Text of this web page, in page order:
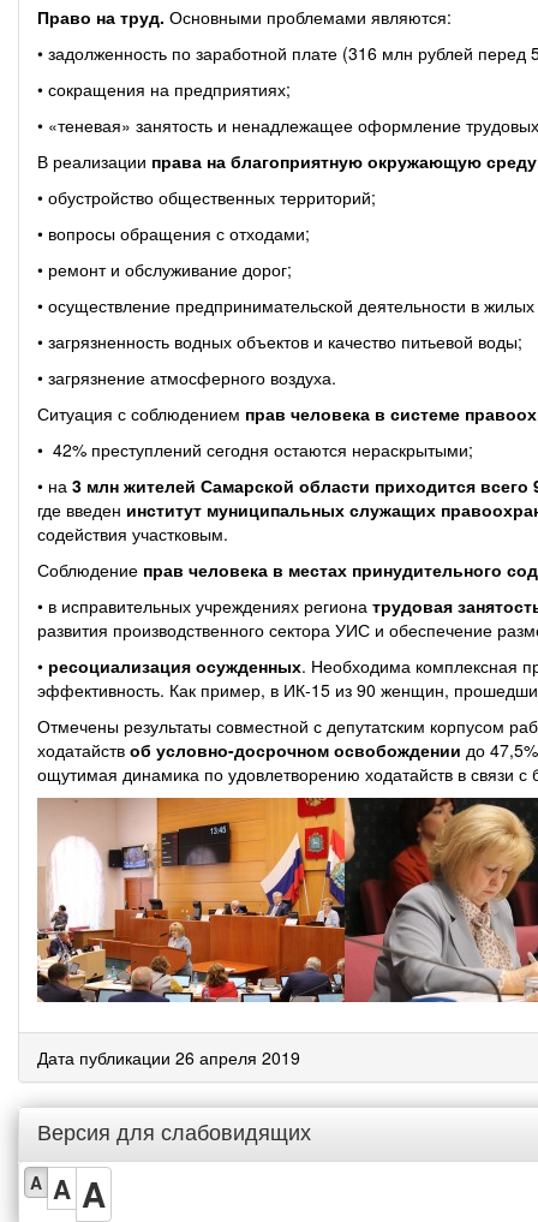
Право на труд. Основными проблемами являются:
• задолженность по заработной плате (316 млн рублей перед
• сокращения на предприятиях;
• «теневая» занятость и ненадлежащее оформление
В реализации права на благоприятную окружающую среду
• обустройство общественных территорий;
• вопросы обращения с отходами;
• ремонт и обслуживание дорог;
• осуществление предпринимательской деятельности в
• загрязненность водных объектов и качество питьевой воды;
• загрязнение атмосферного воздуха.
Ситуация с соблюдением прав человека в системе
• 42% преступлений сегодня остаются нераскрытыми;
• на 3 млн жителей Самарской области приходится всего
где введен институт муниципальных служащих
содействия участковым.
Соблюдение прав человека в местах принудительного
• в исправительных учреждениях региона трудовая
развития производственного сектора УИС и обеспечение
• ресоциализация осужденных. Необходима комплексная
эффективность. Как пример, в ИК-15 из 90 женщин,
Отмечены результаты совместной с депутатским корпусом
ходатайств об условно-досрочном освобождении до
ощутимая динамика по удовлетворению ходатайств в связи
Дата публикации 26 апреля 2019
Версия для слабовидящих
A A A